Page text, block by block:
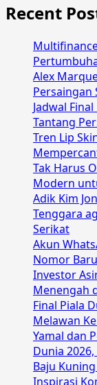
tidur
Ini
Jadi
Tanda
Awal
Pikun
Recent
Alex
Persaingan
Jadwal
Tantang
Tren Lip
Tak Harus
Modern
Adik Kim
Tenggara
Serikat
Akun
Nomor
Investor
Menengah
Final Piala
Melawan
Yamal dan
Dunia 2026,
Baju
Inspirasi